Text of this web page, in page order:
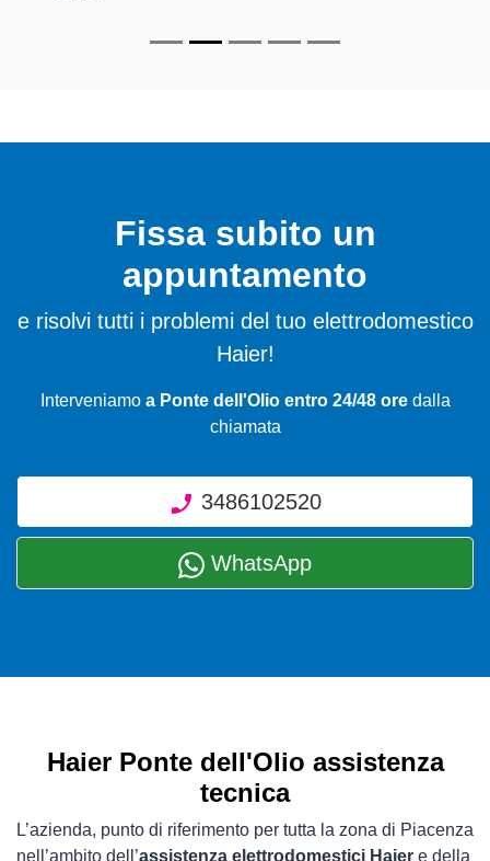
Fissa subito un
appuntamento
e risolvi tutti i problemi del tuo elettrodomestico
Haier!
Interveniamo a Ponte dell'Olio entro 24/48 oredalla
chiamata
3486102520
WhatsApp
Haier Ponte dell'Olio assistenza
tecnica
L’azienda, punto di riferimento per tutta la zona di Piacenza
nell’ambito dell’assistenza elettrodomestici Haier e della